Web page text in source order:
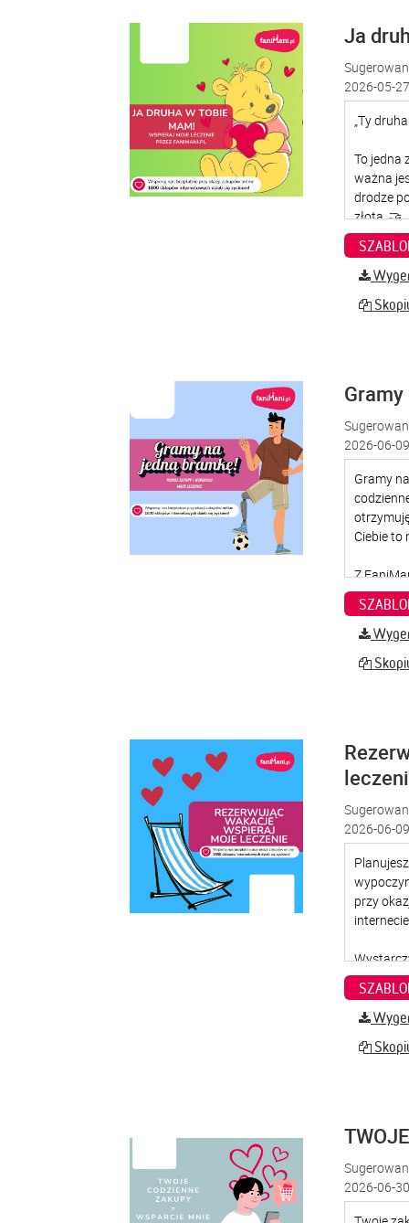
Ja
2026-05-
2026-06-
2026-06-
2026-06-